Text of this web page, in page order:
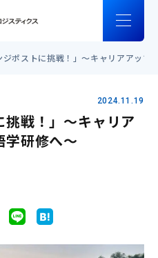
ジポストに挑戦！」～キャリアアップ
2024.11.19
挑戦！」～キャリア
学研修へ～